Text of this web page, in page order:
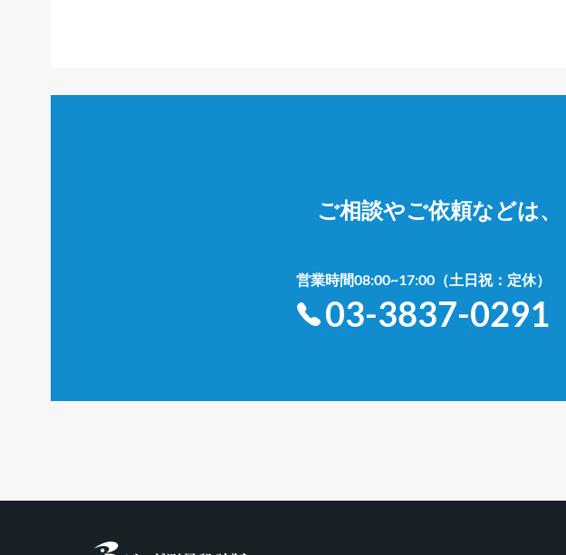
ご相談やご依頼などは、
営業時間08:00~17:00（土日祝：定休）
03-3837-0291